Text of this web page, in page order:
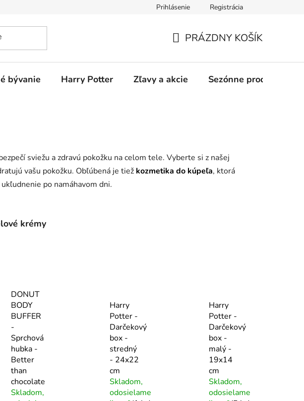
Ochrana osobných údajov O nás
Prihlásenie Registrácia
KOŠÍK
PRÁZDNY KOŠÍK
bývanie Harry Potter Zľavy a akcie Sezónne produkty
sviežu a zdravú pokožku na celom tele. Vyberte si z našej
vašu pokožku. Obľúbená je tiež kozmetika do kúpeľa, ktorá
po namáhavom dni.
krémy
DONUT
BODY
BUFFER
-
Sprchová
hubka -
Better
than
chocolate
Skladom,
Harry
Potter -
Darčekový
box -
stredný
- 24x22
cm
Skladom,
odosielame
Harry
Potter -
Darčekový
box -
malý -
19x14
cm
Skladom,
odosielame